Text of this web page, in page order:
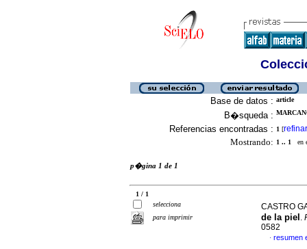
Base de datos : article
B�squeda :
Referencias encontradas : 1 [refinar
Mostrando: 1 .. 1 en
p�gina 1 de 1
1 / 1
selecciona
para imprimir
CASTRO
de la piel .
0582
· resumen